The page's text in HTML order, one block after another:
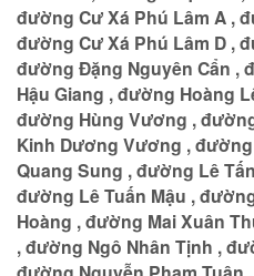
đường Cư Xá Phú Lâm A ,
đường Cư Xá Phú Lâm D ,
đường Đặng Nguyên Cẩn ,
Hậu Giang , đường Hoàng
đường Hùng Vương ,
Kinh Dương Vương ,
Quang Sung , đường Lê
đường Lê Tuấn Mậu ,
Hoàng , đường Mai Xuân
, đường Ngô Nhân Tịnh ,